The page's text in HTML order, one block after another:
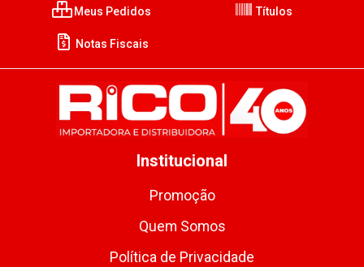
Meus Pedidos Títulos
Notas Fiscais
Institucional
Promoção
Quem Somos
Política de Privacidade